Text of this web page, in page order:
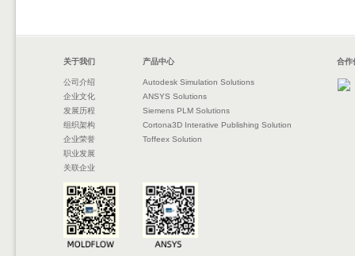
关于我们
公司介绍
企业文化
发展历程
组织架构
企业荣誉
职业发展
关联企业
产品中心
Autodesk Simulation Solutions
ANSYS Solutions
Siemens PLM Solutions
Cortona3D Interative Publishing Solution
Toffeex Solution
合作